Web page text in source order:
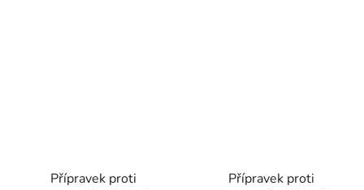
Přípravek proti
Přípravek proti